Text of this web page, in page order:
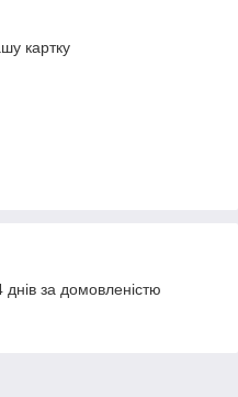
картку
за домовленістю